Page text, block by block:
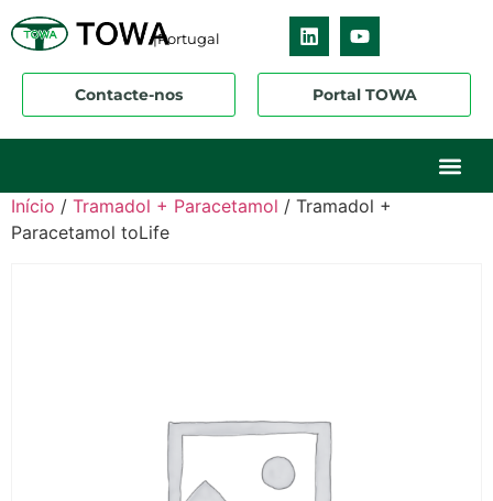
|Portugal
Contacte-nos Portal TOWA
Início / Tramadol + Paracetamol / Tramadol +
Paracetamol toLife